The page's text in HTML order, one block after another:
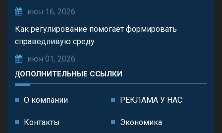
июн 16, 2026
Как регулирование помогает формировать
справедливую среду
июн 01, 2026
ДОПОЛНИТЕЛЬНЫЕ ССЫЛКИ
О компании РЕКЛАМА У НАС
Контакты Экономика